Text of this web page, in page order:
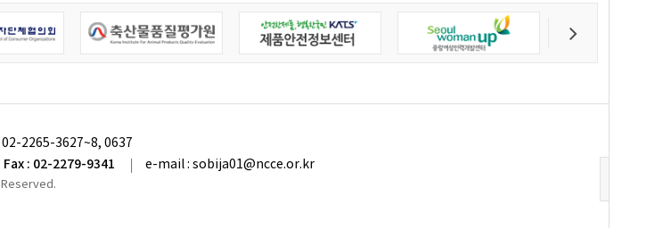
02-2265-3627~8, 0637
Fax : 02-2279-9341 e-mail : sobija01@ncce.or.kr